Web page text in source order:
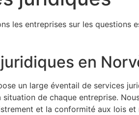
les entreprises sur les
en
un large éventail de services
situation de chaque entreprise.
et la conformité aux lois